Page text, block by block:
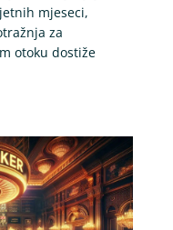
mjeseci,
za
otoku dostiže